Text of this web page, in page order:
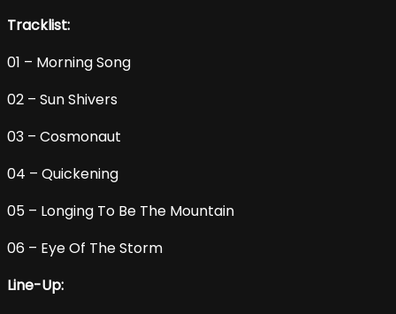
Tracklist:
01 – Morning Song
02 – Sun Shivers
03 – Cosmonaut
04 – Quickening
05 – Longing To Be The Mountain
06 – Eye Of The Storm
Line-Up: